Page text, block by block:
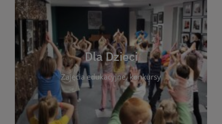
Dla Dzieci
Zajęcia edukacyjne, konkursy
czytelnikach i ich rodzicach. Znajdziesz tu
informacje o zajęciach edukacyjnych, konkursach
plastycznych i spotkaniach z autorami książek dla
dzieci. Biblioteka oferuje bogaty wybór bajek,
opowiadań i lektur szkolnych, a także przyjazny
kącik do wspólnego czytania. Pragniemy
rozbudzać miłość do książek od najmłodszych lat.
Zapraszamy do wspólnej zabawy i odkrywania
świata literatury!